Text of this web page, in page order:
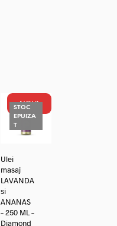
NOU!
STOC
EPUIZA
T
Ulei
masaj
LAVANDA
si
ANANAS
– 250 ML –
Diamond